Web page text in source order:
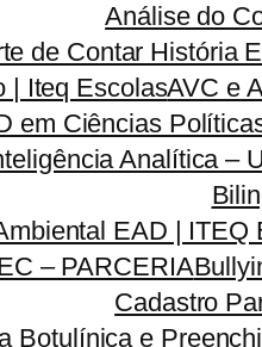
Análise do
de Contar História
| Iteq EscolasAVC e
em Ciências
Analítica –
EAD | ITEQ
– PARCERIA
Cadastro
Botulínica e